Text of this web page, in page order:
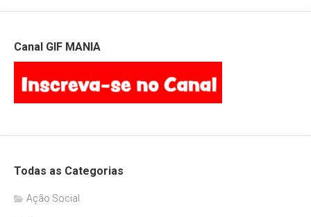
Canal GIF MANIA
Todas as Categorias
Ação Social